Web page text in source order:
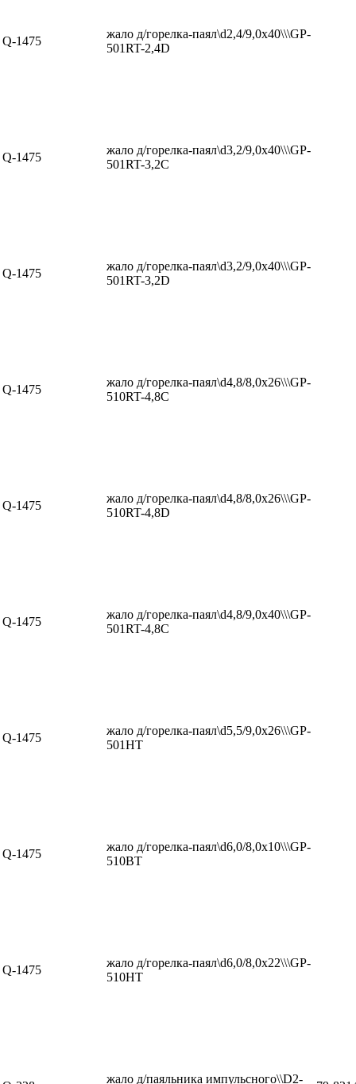
Q-1475
жало д/горелка-паял\d2,4/9,0x40\\\GP-
501RT-2,4D
Q-1475
жало д/горелка-паял\d3,2/9,0x40\\\GP-
501RT-3,2C
Q-1475
жало д/горелка-паял\d3,2/9,0x40\\\GP-
501RT-3,2D
Q-1475
жало д/горелка-паял\d4,8/8,0x26\\\GP-
510RT-4,8C
Q-1475
жало д/горелка-паял\d4,8/8,0x26\\\GP-
510RT-4,8D
Q-1475
жало д/горелка-паял\d4,8/9,0x40\\\GP-
501RT-4,8C
Q-1475
жало д/горелка-паял\d5,5/9,0x26\\\GP-
501HT
Q-1475
жало д/горелка-паял\d6,0/8,0x10\\\GP-
510BT
Q-1475
жало д/горелка-паял\d6,0/8,0x22\\\GP-
510HT
жало д/паяльника импульсного\\D2-